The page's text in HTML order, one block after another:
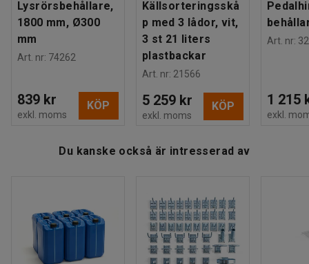
Lysrörsbehållare,
1800 mm, Ø300
mm
Art. nr: 74262
839 kr
exkl. moms
KÖP
Källsorteringsskå
p med 3 lådor, vit,
3 st 21 liters
plastbackar
Art. nr: 21566
5 259 kr
exkl. moms
KÖP
Art. nr:
1 215
exkl.
Du kanske också är intresserad av